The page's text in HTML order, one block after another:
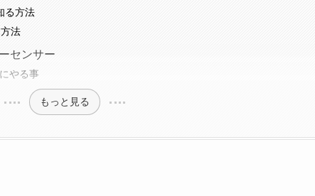
る方法
法
センサー
やる事
もっと見る